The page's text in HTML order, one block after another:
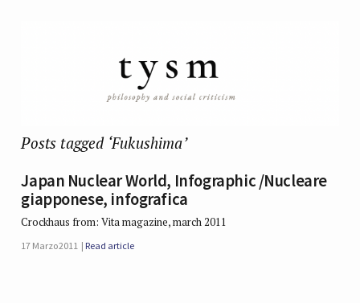
Posts tagged ‘Fukushima’
Japan Nuclear World, Infographic /Nucleare
giapponese, infografica
Crockhaus from: Vita magazine, march 2011
17 Marzo 2011 Read article